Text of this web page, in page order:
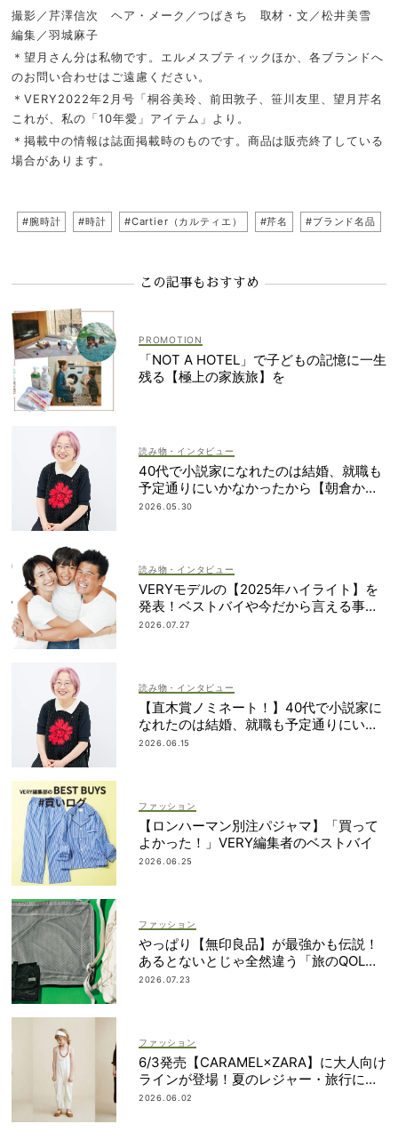
撮影／芹澤信次 ヘア・メーク／つばきち 取材・文／松井美雪
編集／羽城麻子
＊望月さん分は私物です。エルメスブティックほか、各ブランドへ
のお問い合わせはご遠慮ください。
＊VERY2022年2月号「桐谷美玲、前田敦子、笹川友里、望月芹名
これが、私の「10年愛」アイテム」より。
＊掲載中の情報は誌面掲載時のものです。商品は販売終了している
場合があります。
#腕時計 #時計 #Cartier（カルティエ） #芹名 #ブランド名品
この記事もおすすめ
「NOT A HOTEL」で子どもの記憶に一生
残る【極上の家族旅】を
読み物・インタビュー
40代で小説家になれたのは結婚、就職も
予定通りにいかなかったから【朝倉かす
みさん】
2026.05.30
読み物・インタビュー
VERYモデルの【2025年ハイライト】を
発表！ベストバイや今だから言える事件
簿も大公開
2026.07.27
読み物・インタビュー
【直木賞ノミネート！】40代で小説家に
なれたのは結婚、就職も予定通りにいか
なかったから｜朝倉かすみさん
2026.06.15
ファッション
【ロンハーマン別注パジャマ】「買って
よかった！」VERY編集者のベストバイ
2026.06.25
ファッション
やっぱり【無印良品】が最強かも伝説！
あるとないとじゃ全然違う「旅のQOL爆
上げアイテム」
2026.07.23
ファッション
6/3発売【CARAMEL×ZARA】に大人向け
ラインが登場！夏のレジャー・旅行にも
おすすめ
2026.06.02